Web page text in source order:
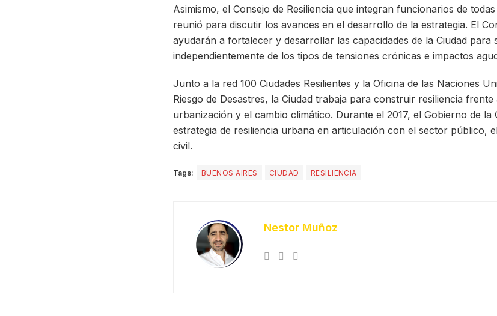
Asimismo, el Consejo de Resiliencia que integran funcionarios de
reunió para discutir los avances en el desarrollo de la estrategia. El
ayudarán a fortalecer y desarrollar las capacidades de la Ciudad para
independientemente de los tipos de tensiones crónicas e impactos
Junto a la red 100 Ciudades Resilientes y la Oficina de las Naciones
Riesgo de Desastres, la Ciudad trabaja para construir resiliencia
urbanización y el cambio climático. Durante el 2017, el Gobierno de la
estrategia de resiliencia urbana en articulación con el sector público,
civil.
Tags: BUENOS AIRES CIUDAD RESILIENCIA
Nestor Muñoz